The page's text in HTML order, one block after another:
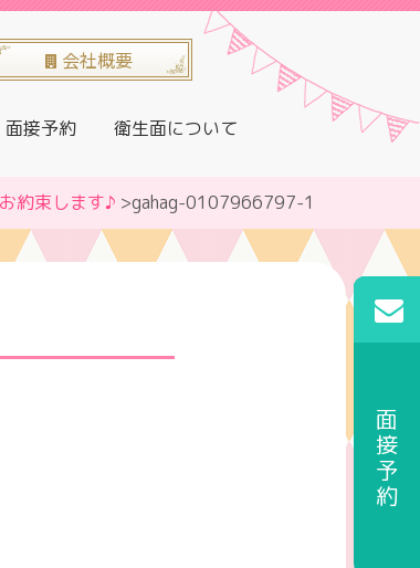
烏丸通勤
面接予約
面接予約 衛生面について
会社概要
約束します♪ >gahag-0107966797-1